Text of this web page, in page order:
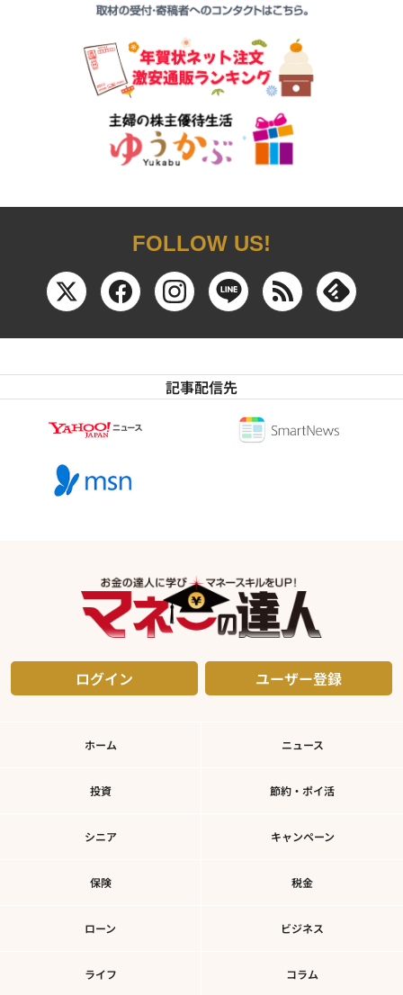
FOLLOW US!
記事配信先
ログイン ユーザー登録
ホーム ニュース
投資 節約・ポイ活
シニア キャンペーン
保険 税金
ローン ビジネス
ライフ コラム